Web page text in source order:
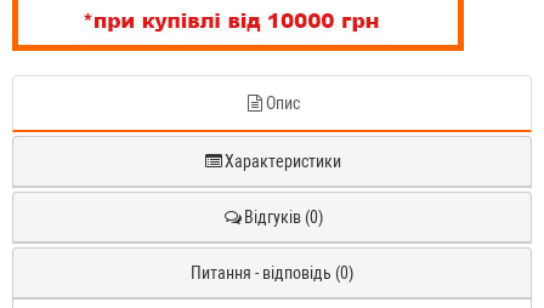
Опис
Характеристики
Відгуків (0)
Питання - відповідь (0)